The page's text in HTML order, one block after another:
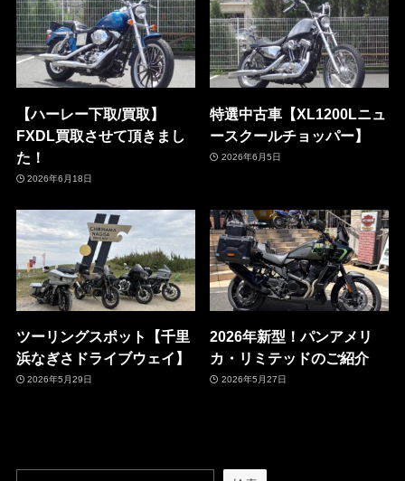
【ハーレー下取/買取】
FXDL買取させて頂きまし
た！
2026年6月18日
特選中古車【XL1200Lニュ
ースクールチョッパー】
2026年6月5日
ツーリングスポット【千里
浜なぎさドライブウェイ】
2026年5月29日
2026年新型！パンアメリ
カ・リミテッドのご紹介
2026年5月27日